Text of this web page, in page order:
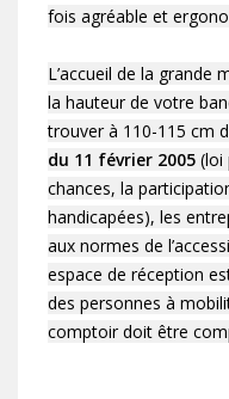
fois agréable et
L’accueil de la grande
la hauteur de votre
trouver à 110-115 cm
du 11 février 2005 (loi
chances, la
handicapées), les
aux normes de
espace de réception
des personnes à
comptoir doit être